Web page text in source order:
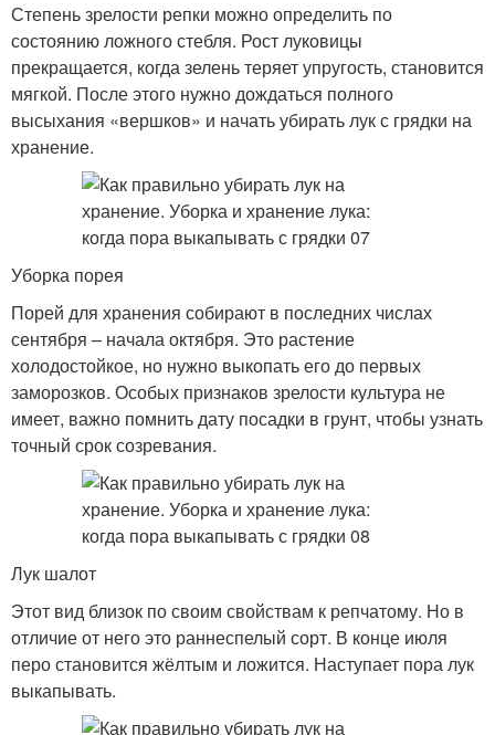
Степень зрелости репки можно определить по
состоянию ложного стебля. Рост луковицы
прекращается, когда зелень теряет упругость, становится
мягкой. После этого нужно дождаться полного
высыхания «вершков» и начать убирать лук с грядки на
хранение.
Уборка порея
Порей для хранения собирают в последних числах
сентября – начала октября. Это растение
холодостойкое, но нужно выкопать его до первых
заморозков. Особых признаков зрелости культура не
имеет, важно помнить дату посадки в грунт, чтобы узнать
точный срок созревания.
Лук шалот
Этот вид близок по своим свойствам к репчатому. Но в
отличие от него это раннеспелый сорт. В конце июля
перо становится жёлтым и ложится. Наступает пора лук
выкапывать.